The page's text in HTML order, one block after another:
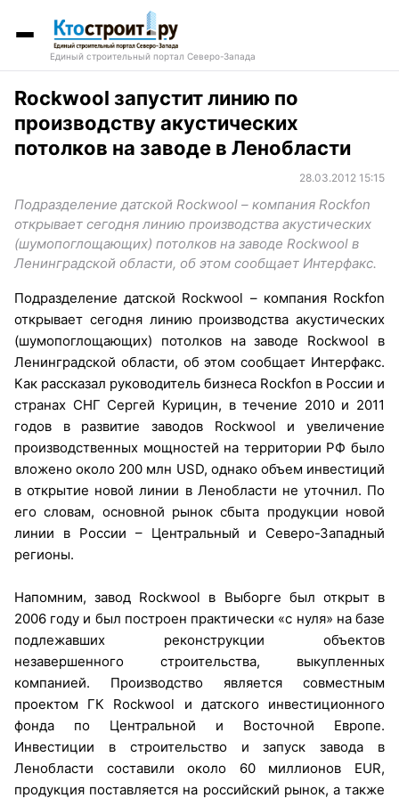
Единый строительный портал Северо-Запада
Rockwool запустит линию по
производству акустических
потолков на заводе в Ленобласти
28.03.2012 15:15
Подразделение датской Rockwool – компания Rockfon
открывает сегодня линию производства акустических
(шумопоглощающих) потолков на заводе Rockwool в
Ленинградской области, об этом сообщает Интерфакс.
Подразделение датской Rockwool – компания Rockfon
открывает сегодня линию производства акустических
(шумопоглощающих) потолков на заводе Rockwool в
Ленинградской области, об этом сообщает Интерфакс.
Как рассказал руководитель бизнеса Rockfon в России и
странах СНГ Сергей Курицин, в течение 2010 и 2011
годов в развитие заводов Rockwool и увеличение
производственных мощностей на территории РФ было
вложено около 200 млн USD, однако объем инвестиций
в открытие новой линии в Ленобласти не уточнил. По
его словам, основной рынок сбыта продукции новой
линии в России – Центральный и Северо-Западный
регионы.
Напомним, завод Rockwool в Выборге был открыт в
2006 году и был построен практически «с нуля» на базе
подлежавших реконструкции объектов
незавершенного строительства, выкупленных
компанией. Производство является совместным
проектом ГК Rockwool и датского инвестиционного
фонда по Центральной и Восточной Европе.
Инвестиции в строительство и запуск завода в
Ленобласти составили около 60 миллионов EUR,
продукция поставляется на российский рынок, а также